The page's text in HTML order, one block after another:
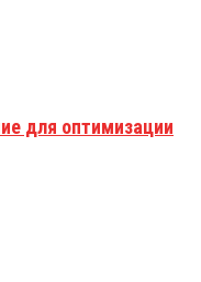
для оптимизации